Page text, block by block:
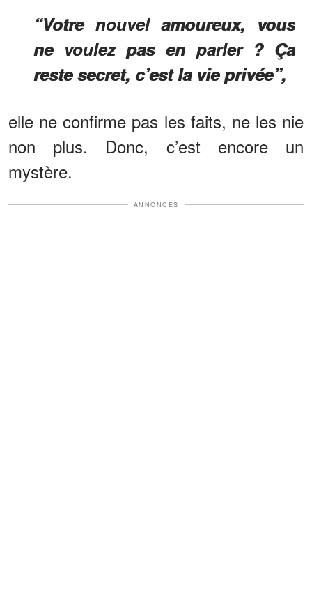
“Votre nouvel amoureux, vous
ne voulez pas en parler ? Ça
reste secret, c’est la vie privée”,
elle ne confirme pas les faits, ne les nie
non plus. Donc, c’est encore un
mystère.
ANNONCES